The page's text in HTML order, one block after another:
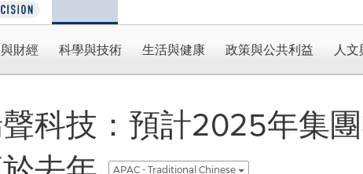
財經 科學與技術 生活與健康 政策與公共利益 人文
科技：預計2025年集
APAC - Traditional Chinese